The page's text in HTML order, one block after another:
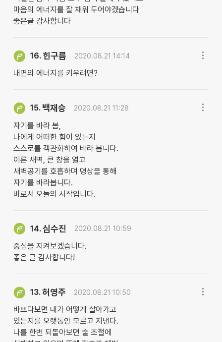
마음의 에너지를 잘 채워 두어야겠습니다
좋은글 감사합니다
16. 힌구름 2020.08.21 14:14
내면의 에너지를 키우려면?
15. 백재승 2020.08.21 11:28
자기를 바라 봄,
나에게 어떠한 힘이 있는지
스스로를 객관화하여 바라 봅니다.
이른 새벽, 큰 창을 열고
새벽공기를 호흡하며 명상을 통해
자기를 바라봅니다.
비로서 오늘의 시작입니다.
14.심수진 2020.08.21 10:59
중심을 지켜보겠습니다.
좋은 글 감사합니다!
13.허영주 2020.08.21 10:50
바쁘다보면 내가 어떻게 살아가고
있는지를 오랫동안 모르고 지낸다.
나를 한번 되돌아보면 술 조절에